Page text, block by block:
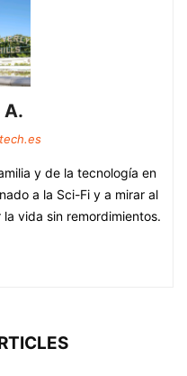
A.
y de la tecnología en
a la Sci-Fi y a mirar al
vida sin remordimientos.